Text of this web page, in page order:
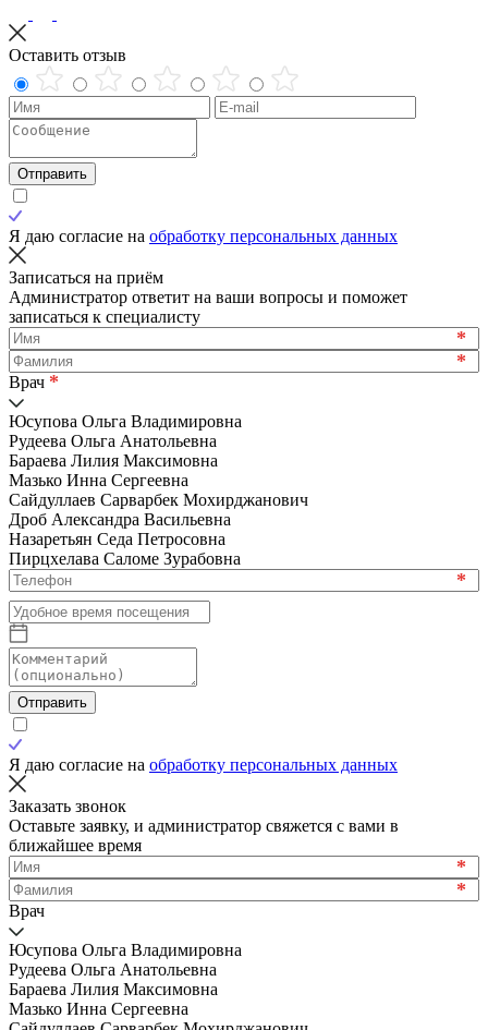
Оставить отзыв
Отправить
Я даю согласие на обработку персональных данных
Записаться на приём
Администратор ответит на ваши вопросы и поможет
записаться к специалисту
*
*
Врач *
Юсупова Ольга Владимировна
Рудеева Ольга Анатольевна
Бараева Лилия Максимовна
Мазько Инна Сергеевна
Сайдуллаев Сарварбек Мохирджанович
Дроб Александра Васильевна
Назаретьян Седа Петросовна
Пирцхелава Саломе Зурабовна
*
Отправить
Я даю согласие на обработку персональных данных
Заказать звонок
Оставьте заявку, и администратор свяжется с вами в
ближайшее время
*
*
Врач
Юсупова Ольга Владимировна
Рудеева Ольга Анатольевна
Бараева Лилия Максимовна
Мазько Инна Сергеевна